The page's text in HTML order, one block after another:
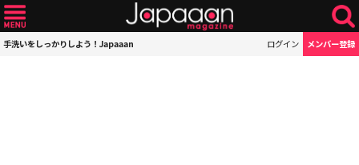
手洗いをしっかりしよう！Japaaan ログイン メンバー登録